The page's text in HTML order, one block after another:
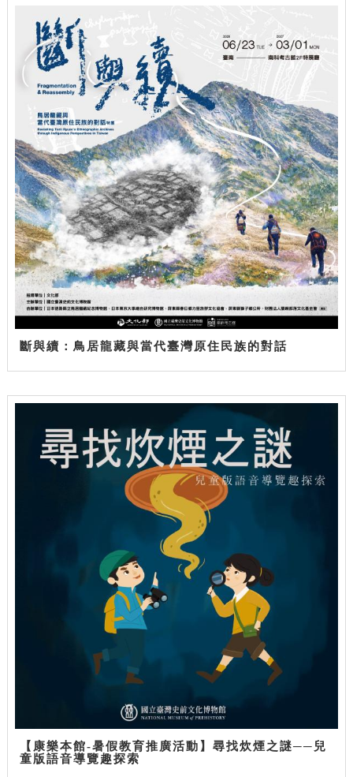
斷與續：鳥居龍藏與當代臺灣原住民族的對話
【康樂本館-暑假教育推廣活動】尋找炊煙之謎──兒
童版語音導覽趣探索